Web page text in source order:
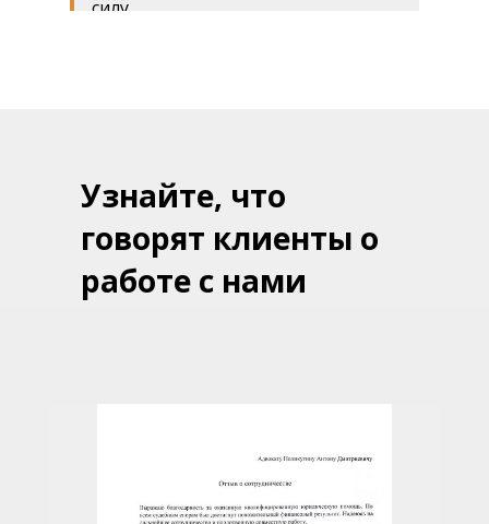
силу.
Узнайте, что
говорят клиенты о
работе с нами